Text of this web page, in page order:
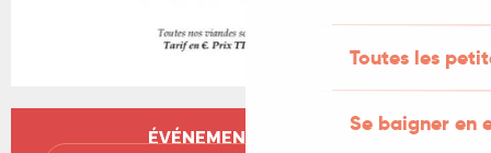
Toutes les
Se baigner en
Ouverture et coordonnées
ÉVÉNEMENT TERMINÉ